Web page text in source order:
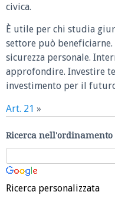
civica.
È utile per chi studia
settore può
sicurezza personale.
approfondire. Investire
investimento per il
Art. 21 »
Ricerca
Ricerca personalizzata